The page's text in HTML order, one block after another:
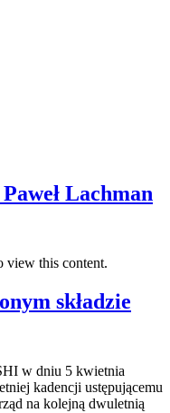
Lachman
view this content.
składzie
w dniu 5 kwietnia
kadencji ustępującemu
na kolejną dwuletnią